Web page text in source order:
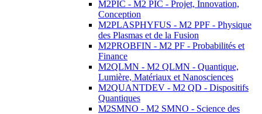
M2PIC - M2 PIC - Projet, Innovation,
Conception
M2PLASPHYFUS - M2 PPF - Physique
des Plasmas et de la Fusion
M2PROBFIN - M2 PF - Probabilités et
Finance
M2QLMN - M2 QLMN - Quantique,
Lumière, Matériaux et Nanosciences
M2QUANTDEV - M2 QD - Dispositifs
Quantiques
M2SMNO - M2 SMNO - Science des